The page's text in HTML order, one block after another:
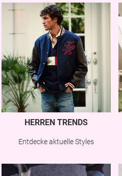
HERREN TRENDS
Entdecke aktuelle Styles